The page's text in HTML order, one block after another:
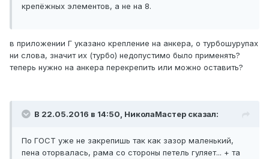
крепёжных элементов, а не на 8.
в приложении Г указано крепление на анкера, о турбошурупах
ни слова, значит их (турбо) недопустимо было применять?
теперь нужно на анкера перекрепить или можно оставить?
В 22.05.2016 в 14:50, НиколаМастер сказал:
По ГОСТ уже не закрепишь так как зазор маленький,
пена оторвалась, рама со стороны петель гуляет... + та